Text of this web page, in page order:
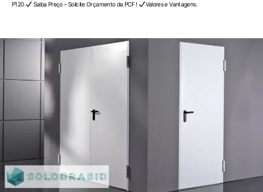
P120
Saiba Preço – Solicite Orçamento da PCF ! Valores e Vantagens.